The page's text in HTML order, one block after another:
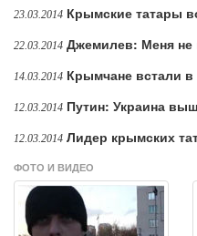
23.03.2014 Крымские татары
22.03.2014 Джемилев: Меня
14.03.2014 Крымчане встали
12.03.2014 Путин: Украина
12.03.2014 Лидер крымских
ФОТО И ВИДЕО